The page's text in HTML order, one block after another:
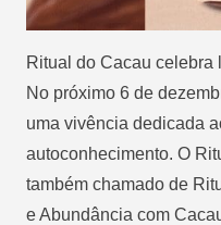
Ritual do Cacau
No próximo 6 de
uma vivência dedicada
autoconhecimento. O
também chamado de
e Abundância com